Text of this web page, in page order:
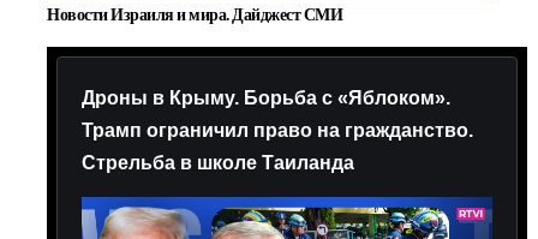
Новости Израиля и мира. Дайджест СМИ